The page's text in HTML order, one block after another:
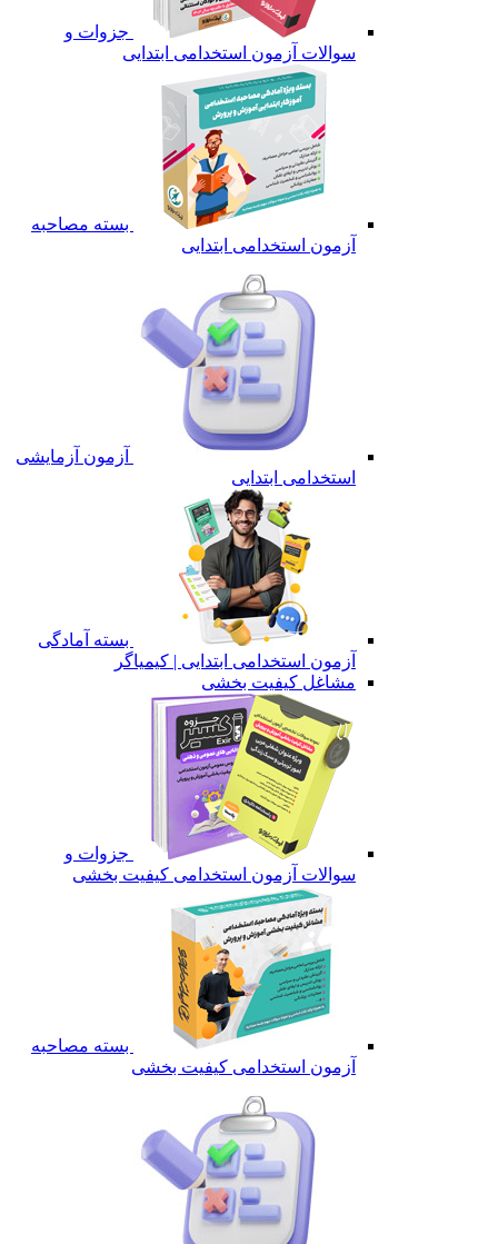
جزوات و
سوالات آزمون استخدامی ابتدایی
بسته مصاحبه
آزمون استخدامی ابتدایی
آزمون آزمایشی
استخدامی ابتدایی
بسته آمادگی
آزمون استخدامی ابتدایی | کیمیاگر
مشاغل کیفیت بخشی
جزوات و
سوالات آزمون استخدامی کیفیت بخشی
بسته مصاحبه
آزمون استخدامی کیفیت بخشی